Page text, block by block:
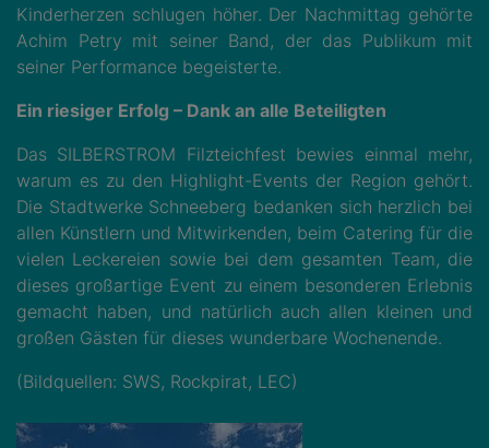
Kinderherzen schlugen höher. Der Nachmittag gehörte
Achim Petry mit seiner Band, der das Publikum mit
seiner Performance begeisterte.
Ein riesiger Erfolg – Dank an alle Beteiligten
Das SILBERSTROM Filzteichfest bewies einmal mehr,
warum es zu den Highlight-Events der Region gehört.
Die Stadtwerke Schneeberg bedanken sich herzlich bei
allen Künstlern und Mitwirkenden, beim Catering für die
vielen Leckereien sowie bei dem gesamten Team, die
dieses großartige Event zu einem besonderen Erlebnis
gemacht haben, und natürlich auch allen kleinen und
großen Gästen für dieses wunderbare Wochenende.
(Bildquellen: SWS, Rockpirat, LEC)